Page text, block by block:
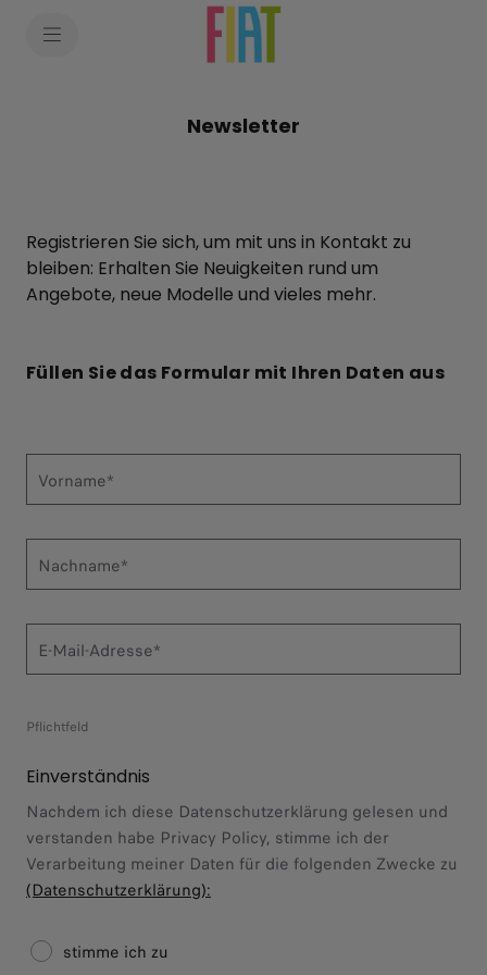
Newsletter
Registrieren Sie sich, um mit uns in Kontakt zu
bleiben: Erhalten Sie Neuigkeiten rund um
Angebote, neue Modelle und vieles mehr.
Füllen Sie das Formular mit Ihren Daten aus
Vorname*
Nachname*
E-Mail-Adresse*
Pflichtfeld
Einverständnis
Nachdem ich diese Datenschutzerklärung gelesen und
verstanden habe Privacy Policy, stimme ich der
Verarbeitung meiner Daten für die folgenden Zwecke zu
(Datenschutzerklärung):
stimme ich zu